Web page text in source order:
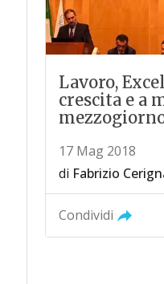
Lavoro,
crescita e a
17 Mag 2018
di Fabrizio
Condividi